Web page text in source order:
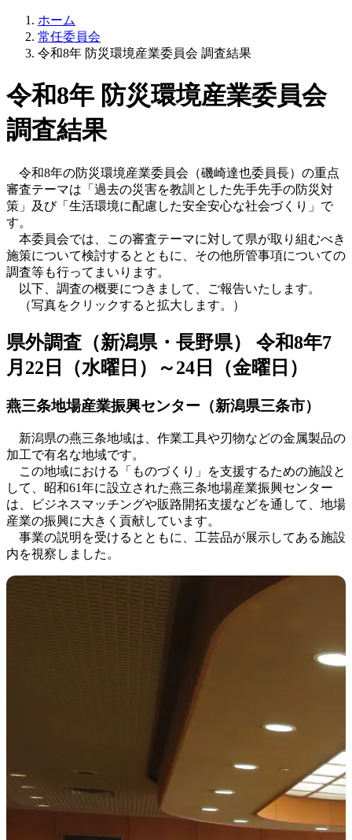
ホーム
常任委員会
令和8年 防災環境産業委員会 調査結果
令和8年 防災環境産業委員会
調査結果
令和8年の防災環境産業委員会（磯崎達也委員長）の重点
審査テーマは「過去の災害を教訓とした先手先手の防災対
策」及び「生活環境に配慮した安全安心な社会づくり」で
す。
本委員会では、この審査テーマに対して県が取り組むべき
施策について検討するとともに、その他所管事項についての
調査等も行ってまいります。
以下、調査の概要につきまして、ご報告いたします。
（写真をクリックすると拡大します。）
県外調査（新潟県・長野県） 令和8年7
月22日（水曜日）～24日（金曜日）
燕三条地場産業振興センター（新潟県三条市）
新潟県の燕三条地域は、作業工具や刃物などの金属製品の
加工で有名な地域です。
この地域における「ものづくり」を支援するための施設と
して、昭和61年に設立された燕三条地場産業振興センター
は、ビジネスマッチングや販路開拓支援などを通して、地場
産業の振興に大きく貢献しています。
事業の説明を受けるとともに、工芸品が展示してある施設
内を視察しました。